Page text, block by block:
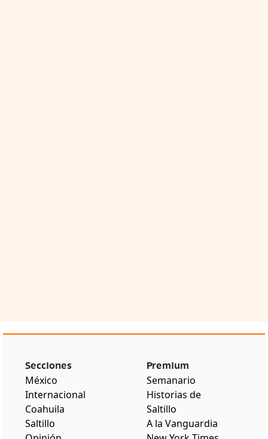
Secciones
México
Internacional
Coahuila
Saltillo
Premium
Semanario
Historias de
Saltillo
A la Vanguardia